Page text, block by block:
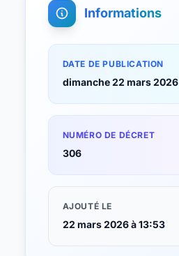
Informations
DATE DE PUBLICATION
dimanche 22 mars 2026
NUMÉRO DE DÉCRET
306
AJOUTÉ LE
22 mars 2026 à 13:53